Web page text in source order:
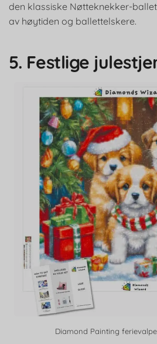
den klassiske Nøtteknekker-
av høytiden og ballettelskere.
5. Festlige
Diamond Painting